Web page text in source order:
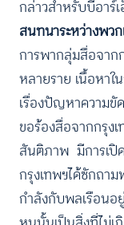
กล่าวสำหรับบีอาร์
สนทนาระหว่างพว
การพากลุ่มสื่อจาก
หลายราย เนื้อหา
เรื่องปัญหาความขั
ขอร้องสื่อจากกรุง
สันติภาพ มีการเปิ
กรุงเทพฯได้ซักถาม
กำลังกับพลเรือนอ